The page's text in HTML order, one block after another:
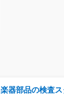
楽器部品の検査ス